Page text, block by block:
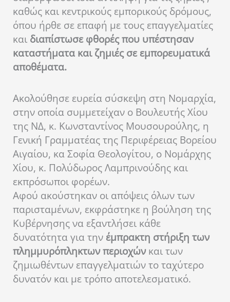
καθώς και κεντρικούς εμπορικούς δρόμους,
όπου ήρθε σε επαφή με τους επαγγελματίες
και διαπίστωσε φθορές που υπέστησαν
καταστήματα και ζημιές σε εμπορευματικά
αποθέματα.
Ακολούθησε ευρεία σύσκεψη στη Νομαρχία,
στην οποία συμμετείχαν ο Βουλευτής Χίου
της ΝΔ, κ. Κωνσταντίνος Μουσουρούλης, η
Γενική Γραμματέας της Περιφέρειας Βορείου
Αιγαίου, κα Σοφία Θεολογίτου, ο Νομάρχης
Χίου, κ. Πολύδωρος Λαμπρινούδης και
εκπρόσωποι φορέων.
Αφού ακούστηκαν οι απόψεις όλων των
παρισταμένων, εκφράστηκε η βούληση της
Κυβέρνησης να εξαντλήσει κάθε
δυνατότητα για την έμπρακτη στήριξη των
πλημμυρόπληκτων περιοχώνκαι των
ζημιωθέντων επαγγελματιών το ταχύτερο
δυνατόν και με τρόπο αποτελεσματικό.